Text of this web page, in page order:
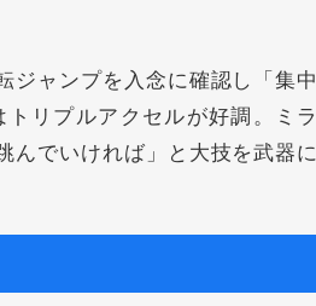
ャンプを入念に確認し「集中
リプルアクセルが好調。ミラ
んでいければ」と大技を武器に